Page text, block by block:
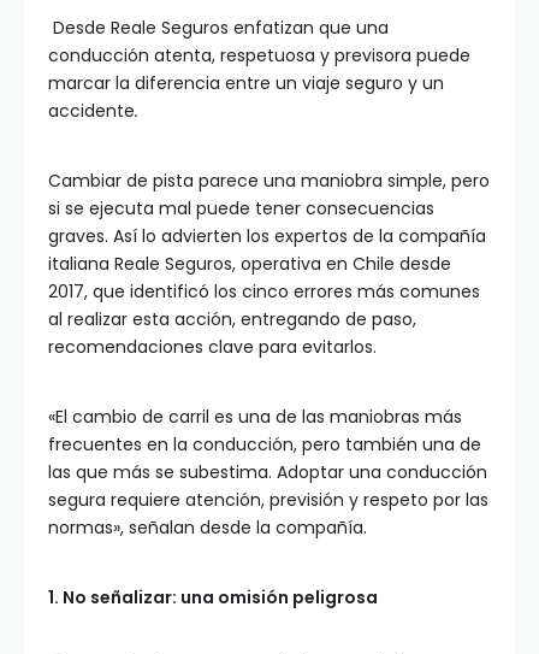
Desde Reale Seguros enfatizan que una
conducción atenta, respetuosa y previsora puede
marcar la diferencia entre un viaje seguro y un
accidente.
Cambiar de pista parece una maniobra simple, pero
si se ejecuta mal puede tener consecuencias
graves. Así lo advierten los expertos de la compañía
italiana Reale Seguros, operativa en Chile desde
2017, que identificó los cinco errores más comunes
al realizar esta acción, entregando de paso,
recomendaciones clave para evitarlos.
«El cambio de carril es una de las maniobras más
frecuentes en la conducción, pero también una de
las que más se subestima. Adoptar una conducción
segura requiere atención, previsión y respeto por las
normas», señalan desde la compañía.
1. No señalizar: una omisión peligrosa